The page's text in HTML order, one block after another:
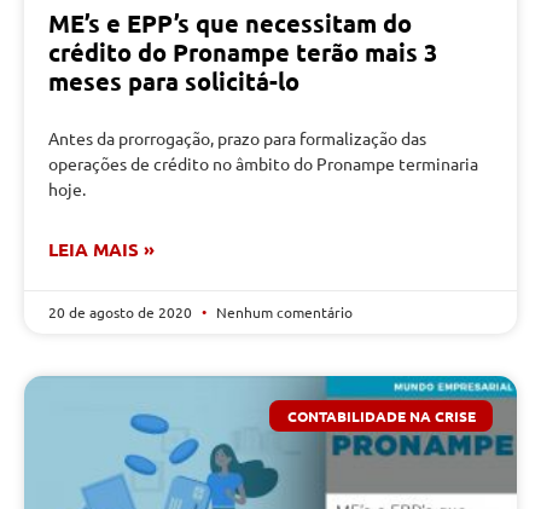
ME’s e EPP’s que necessitam do
crédito do Pronampe terão mais 3
meses para solicitá-lo
Antes da prorrogação, prazo para formalização das
operações de crédito no âmbito do Pronampe terminaria
hoje.
LEIA MAIS »
20 de agosto de 2020 Nenhum comentário
CONTABILIDADE NA CRISE